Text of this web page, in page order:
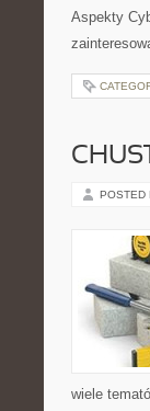
Aspekty
POSTED
wiele